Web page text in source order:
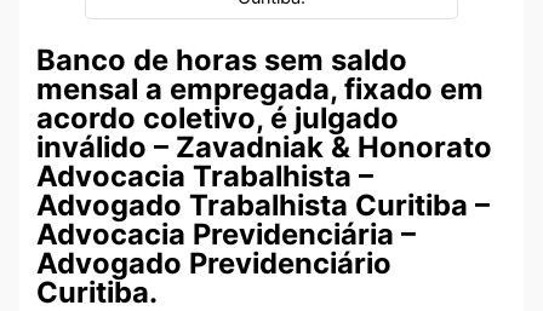
Banco de horas sem saldo
mensal a empregada, fixado em
acordo coletivo, é julgado
inválido – Zavadniak & Honorato
Advocacia Trabalhista –
Advogado Trabalhista Curitiba –
Advocacia Previdenciária –
Advogado Previdenciário
Curitiba.